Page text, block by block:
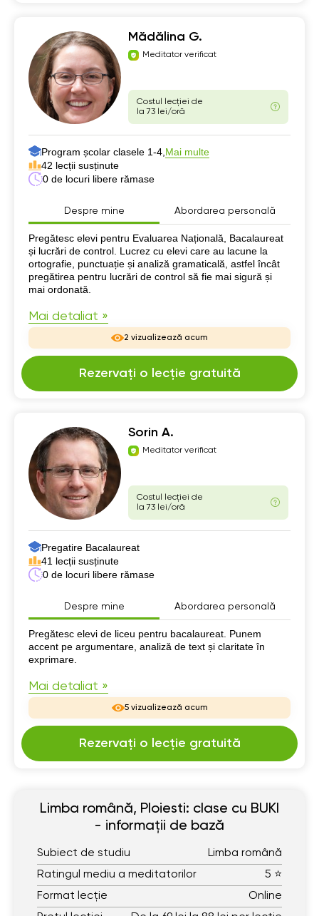
Mădălina G.
Meditator verificat
Costul lecției de
la 73 lei/oră
Program școlar clasele 1-4, Mai multe
42 lecții susținute
0 de locuri libere rămase
Despre mine Abordarea personală
Despre mine
Pregătesc elevi pentru Evaluarea Națională, Bacalaureat
și lucrări de control. Lucrez cu elevi care au lacune la
ortografie, punctuație și analiză gramaticală, astfel încât
pregătirea pentru lucrări de control să fie mai sigură și
mai ordonată.
Mai detaliat »
2 vizualizează acum
Rezervați o lecție gratuită
Sorin A.
Meditator verificat
Costul lecției de
la 73 lei/oră
Pregatire Bacalaureat
41 lecții susținute
0 de locuri libere rămase
Despre mine Abordarea personală
Despre mine
Pregătesc elevi de liceu pentru bacalaureat. Punem
accent pe argumentare, analiză de text și claritate în
exprimare.
Mai detaliat »
5 vizualizează acum
Rezervați o lecție gratuită
Limba română, Ploiesti: clase cu BUKI
- informații de bază
Subiect de studiu
Limba română
Ratingul mediu a meditatorilor
5 ⭐
Format lecție
Online